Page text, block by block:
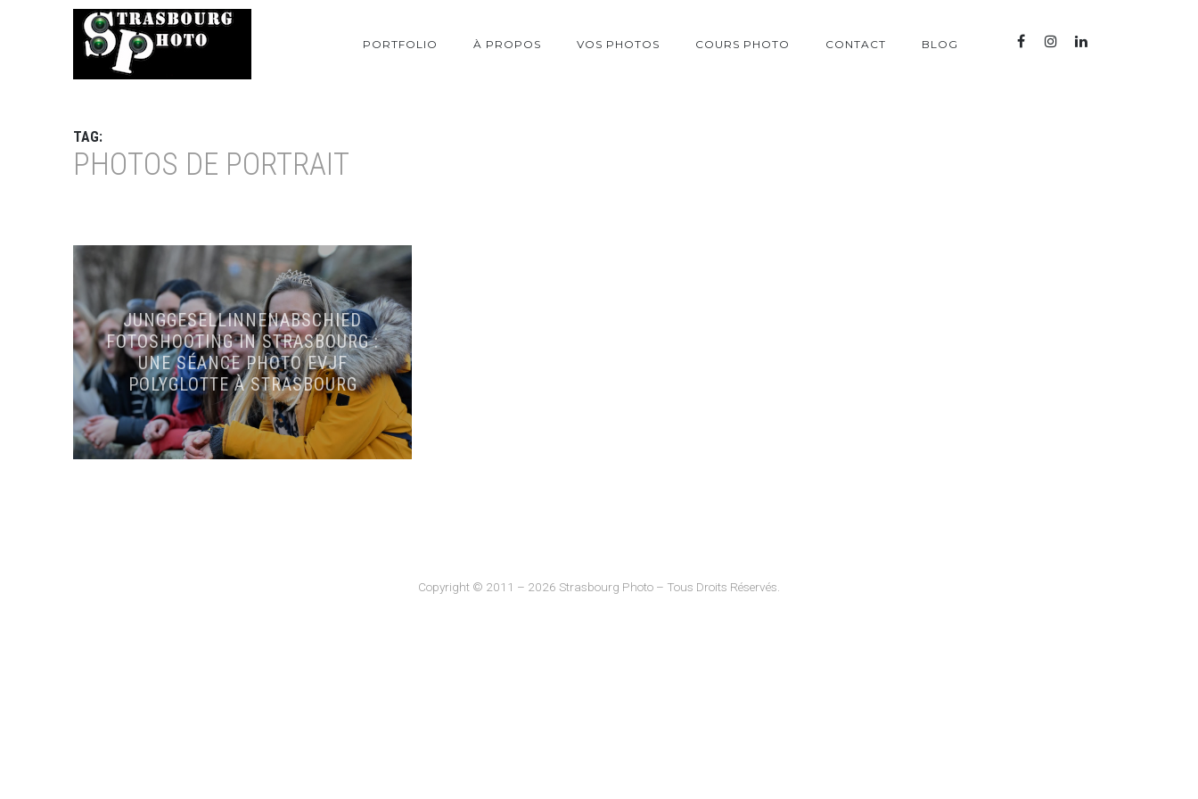
PORTFOLIO À PROPOS VOS PHOTOS COURS PHOTO CONTACT BLOG
TAG:
PHOTOS DE PORTRAIT
JUNGGESELLINNENABSCHIED
FOTOSHOOTING IN STRASBOURG :
UNE SÉANCE PHOTO EVJF
POLYGLOTTE À STRASBOURG
Copyright © 2011 – 2026 Strasbourg Photo – Tous Droits Réservés.